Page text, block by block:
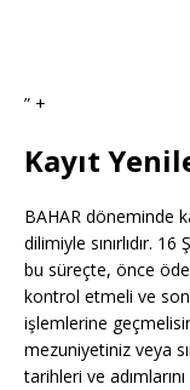
” +
Kayıt
BAHAR döneminde
dilimiyle sınırlıdır.
bu süreçte, önce
kontrol etmeli ve
işlemlerine
mezuniyetiniz veya
tarihleri ve